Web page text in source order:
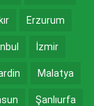
Erzurum
İzmir
Malatya
Şanlıurfa